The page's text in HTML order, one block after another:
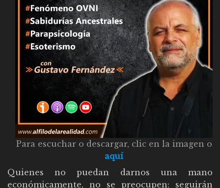
Para escuchar o descargar, clic en la imagen o
aquí
Quienes no puedan darnos una mano
económicamente, no se preocupen: seguirán